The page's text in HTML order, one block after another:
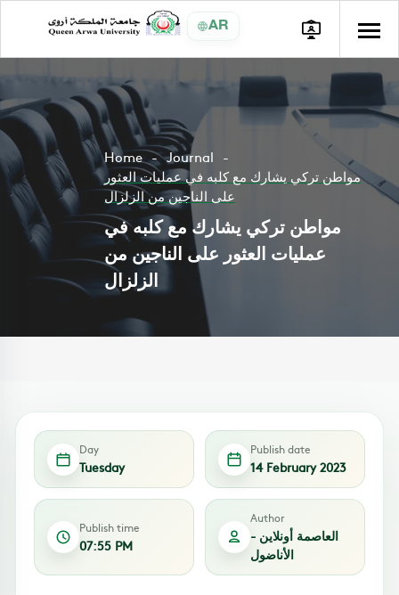
AR
Home
Journal
مواطن تركي يشارك مع كلبه في عمليات العثور
على الناجين من الزلزال
مواطن تركي يشارك مع كلبه في
عمليات العثور على الناجين من
الزلزال
Day
Tuesday
Publish date
14 February 2023
Publish time
07:55 PM
Author
العاصمة أونلاين -
الأناضول